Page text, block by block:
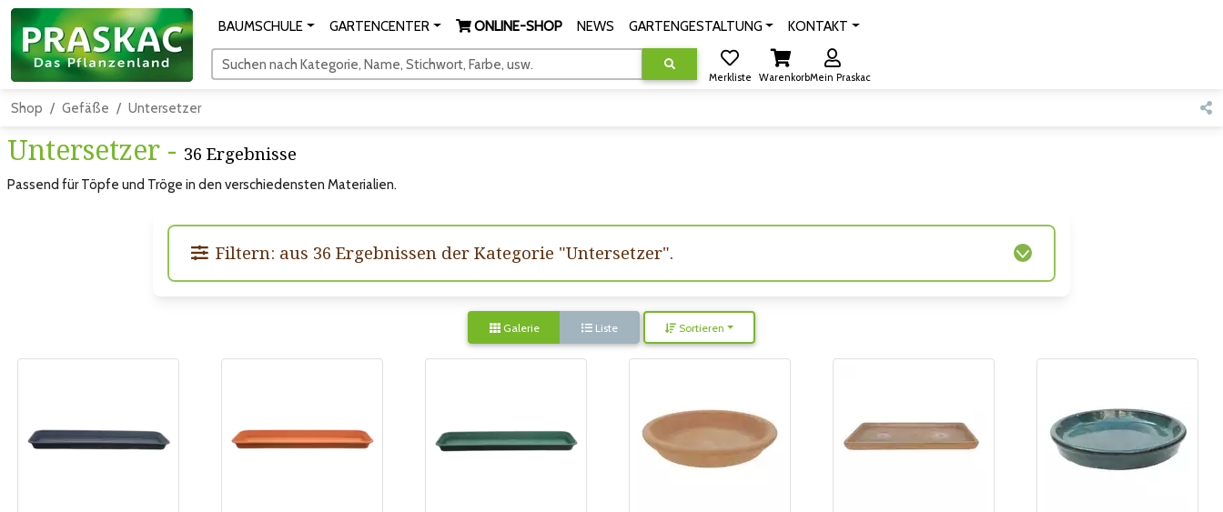
BAUMSCHULE GARTENCENTER ONLINE-SHOP NEWS GARTENGESTALTUNG KONTAKT
Suchen nach Kategorie, Name, Stichwort, Farbe, usw.
Merkliste WarenkorbMein Praskac
Shop Gefäße Untersetzer
Untersetzer - 36 Ergebnisse
Passend für Töpfe und Tröge in den verschiedensten Materialien.
Filtern: aus 36 Ergebnissen der Kategorie "Untersetzer".
Galerie Liste Sortieren